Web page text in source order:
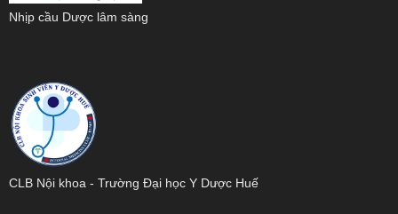
Nhịp cầu Dược lâm sàng
CLB Nội khoa - Trường Đại học Y Dược Huế